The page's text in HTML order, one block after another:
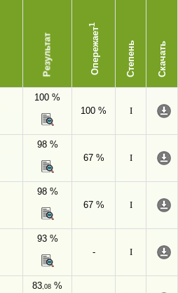
Результат Опережает
1
Степень Скачать
100 %
100 %
I
98 %
67 %
I
98 %
67 %
I
93 %
-
I
83,08 %